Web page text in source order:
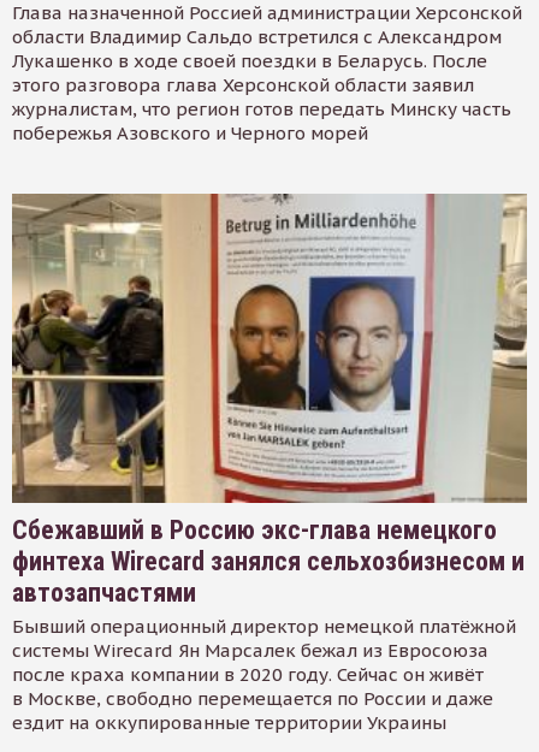
Глава назначенной Россией администрации Херсонской
области Владимир Сальдо встретился с Александром
Лукашенко в ходе своей поездки в Беларусь. После
этого разговора глава Херсонской области заявил
журналистам, что регион готов передать Минску часть
побережья Азовского и Черного морей
Сбежавший в Россию экс-глава немецкого
финтеха Wirecard занялся сельхозбизнесом и
автозапчастями
Бывший операционный директор немецкой платёжной
системы Wirecard Ян Марсалек бежал из Евросоюза
после краха компании в 2020 году. Сейчас он живёт
в Москве, свободно перемещается по России и даже
ездит на оккупированные территории Украины